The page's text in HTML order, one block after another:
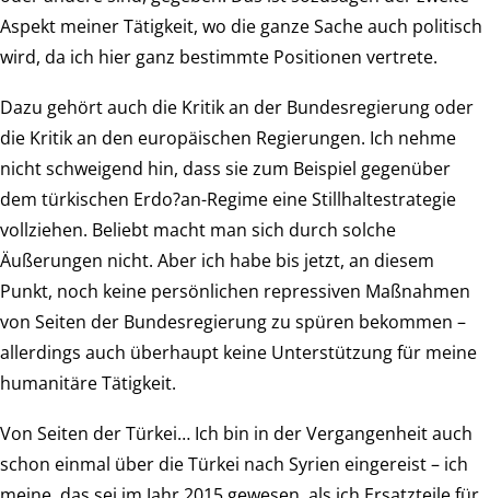
Aspekt meiner Tätigkeit, wo die ganze Sache auch politisch
wird, da ich hier ganz bestimmte Positionen vertrete.
Dazu gehört auch die Kritik an der Bundesregierung oder
die Kritik an den europäischen Regierungen. Ich nehme
nicht schweigend hin, dass sie zum Beispiel gegenüber
dem türkischen Erdo?an-Regime eine Stillhaltestrategie
vollziehen. Beliebt macht man sich durch solche
Äußerungen nicht. Aber ich habe bis jetzt, an diesem
Punkt, noch keine persönlichen repressiven Maßnahmen
von Seiten der Bundesregierung zu spüren bekommen –
allerdings auch überhaupt keine Unterstützung für meine
humanitäre Tätigkeit.
Von Seiten der Türkei… Ich bin in der Vergangenheit auch
schon einmal über die Türkei nach Syrien eingereist – ich